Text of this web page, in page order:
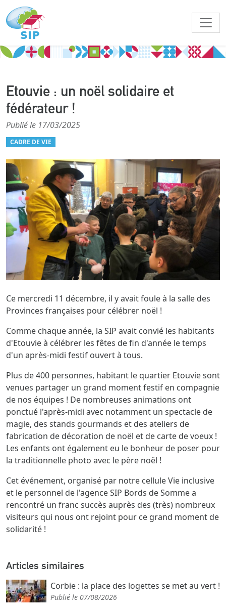
Etouvie : un noël solidaire et
fédérateur !
Publié le 17/03/2025
CADRE DE VIE
Ce mercredi 11 décembre, il y avait foule à la salle des
Provinces françaises pour célébrer noël !
Comme chaque année, la SIP avait convié les habitants
d'Etouvie à célébrer les fêtes de fin d'année le temps
d'un après-midi festif ouvert à tous.
Plus de 400 personnes, habitant le quartier Etouvie sont
venues partager un grand moment festif en compagnie
de nos équipes ! De nombreuses animations ont
ponctué l'après-midi avec notamment un spectacle de
magie, des stands gourmands et des ateliers de
fabrication de décoration de noël et de carte de voeux !
Les enfants ont également eu le bonheur de poser pour
la traditionnelle photo avec le père noël !
Cet événement, organisé par notre cellule Vie inclusive
et le personnel de l'agence SIP Bords de Somme a
rencontré un franc succès auprès des (très) nombreux
visiteurs qui nous ont rejoint pour ce grand moment de
solidarité !
Articles similaires
Corbie : la place des logettes se met au vert !
Publié le 07/08/2026